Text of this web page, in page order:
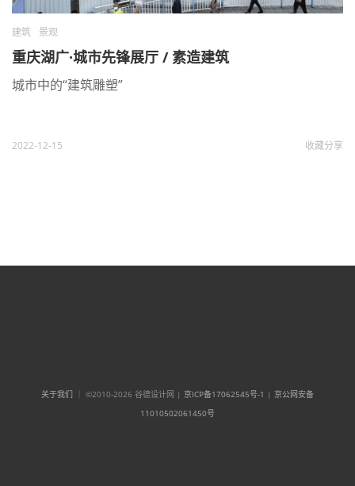
建筑 景观
重庆湖广·城市先锋展厅 / 素造建筑
城市中的“建筑雕塑”
2022-12-15 收藏分享
关于我们 ｜ ©2010-2026 谷德设计网 | 京ICP备17062545号-1 | 京公网安备
11010502061450号